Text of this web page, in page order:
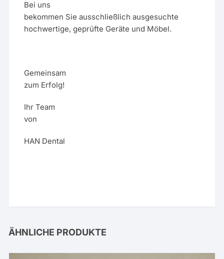
Bei uns
bekommen Sie ausschließlich ausgesuchte
hochwertige, geprüfte Geräte und Möbel.
Gemeinsam
zum Erfolg!
Ihr Team
von
HAN Dental
ÄHNLICHE PRODUKTE